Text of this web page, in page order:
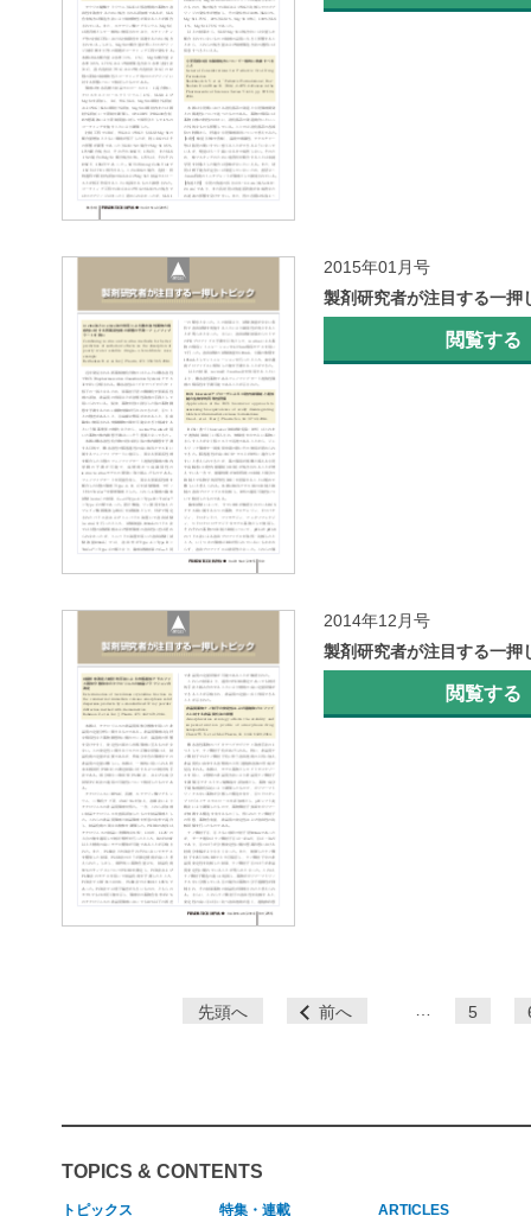
2015年01月号
製剤研究者が注目する一押
閲覧する
2014年12月号
製剤研究者が注目する一押
閲覧する
先頭へ 前へ … 5
TOPICS & CONTENTS
トピックス 特集・連載 ARTICLES